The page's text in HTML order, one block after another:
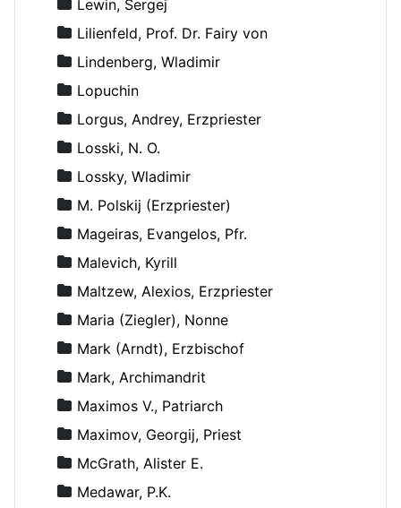
Lewin, Sergej
Lilienfeld, Prof. Dr. Fairy von
Lindenberg, Wladimir
Lopuchin
Lorgus, Andrey, Erzpriester
Losski, N. O.
Lossky, Wladimir
M. Polskij (Erzpriester)
Mageiras, Evangelos, Pfr.
Malevich, Kyrill
Maltzew, Alexios, Erzpriester
Maria (Ziegler), Nonne
Mark (Arndt), Erzbischof
Mark, Archimandrit
Maximos V., Patriarch
Maximov, Georgij, Priest
McGrath, Alister E.
Medawar, P.K.